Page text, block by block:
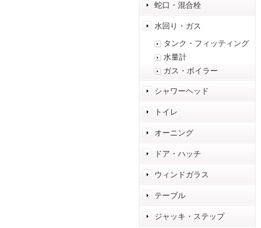
蛇口・混合栓
水回り・ガス
タンク・フィッティング
水量計
ガス・ボイラー
シャワーヘッド
トイレ
オーニング
ドア・ハッチ
ウィンドガラス
テーブル
ジャッキ・ステップ